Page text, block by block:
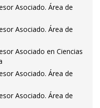
Asociado. Área de
Asociado. Área de
Asociado en Ciencias
Asociado. Área de
Asociado. Área de